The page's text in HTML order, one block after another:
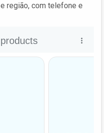
e região, com telefone e